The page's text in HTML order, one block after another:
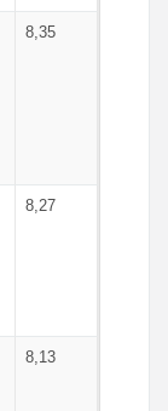
8,35
8,27
8,13